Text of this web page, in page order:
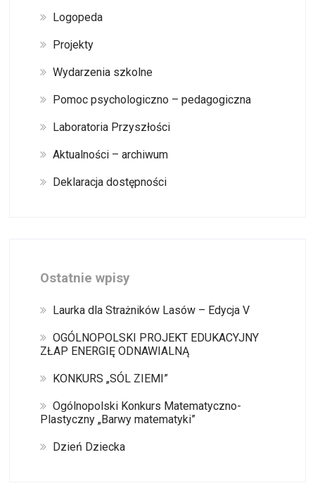
Logopeda
Projekty
Wydarzenia szkolne
Pomoc psychologiczno – pedagogiczna
Laboratoria Przyszłości
Aktualności – archiwum
Deklaracja dostępności
Ostatnie wpisy
Laurka dla Strażników Lasów – Edycja V
OGÓLNOPOLSKI PROJEKT EDUKACYJNY
ZŁAP ENERGIĘ ODNAWIALNĄ
KONKURS „SÓL ZIEMI”
Ogólnopolski Konkurs Matematyczno-
Plastyczny „Barwy matematyki”
Dzień Dziecka